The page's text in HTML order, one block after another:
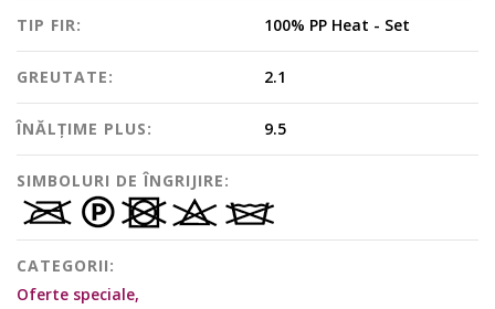
TIP FIR: 100% PP Heat - Set
GREUTATE: 2.1
ÎNĂLȚIME PLUS: 9.5
SIMBOLURI DE ÎNGRIJIRE:
CATEGORII:
Oferte speciale,